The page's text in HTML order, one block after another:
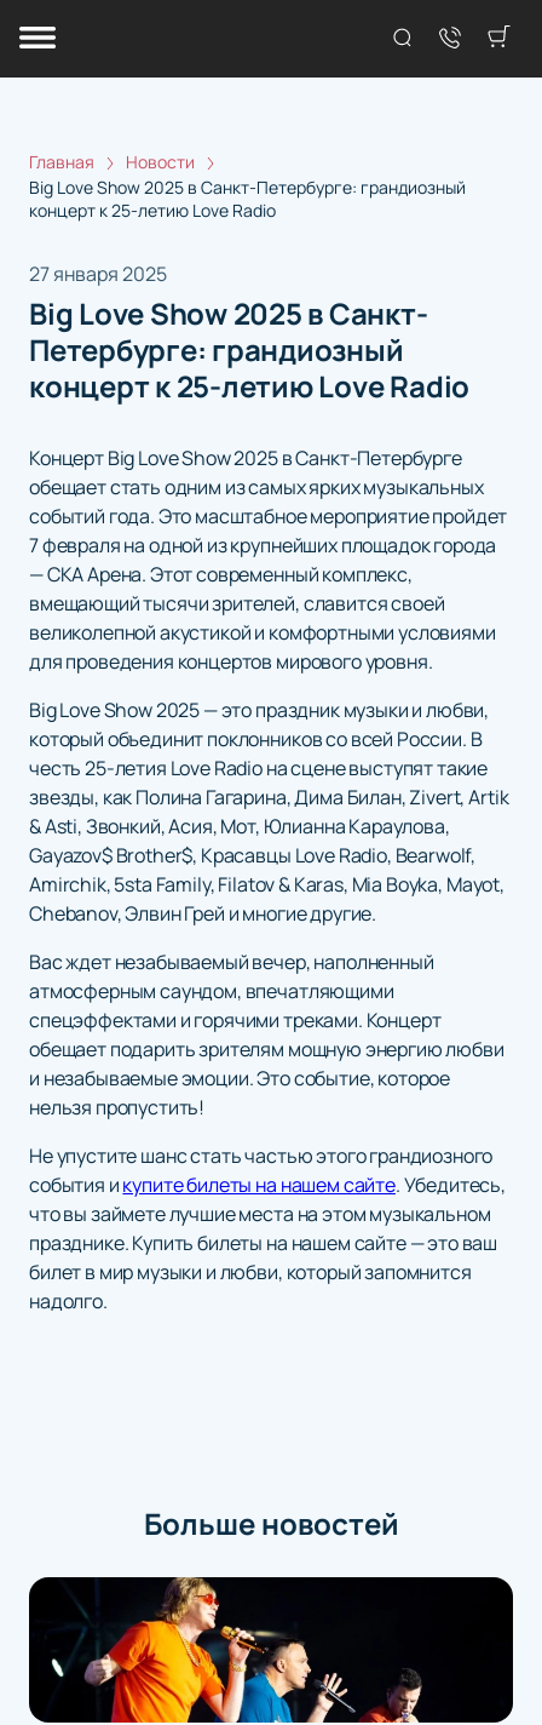
Главная
Новости
Big Love Show 2025 в Санкт-Петербурге: грандиозный
концерт к 25-летию Love Radio
27 января 2025
Big Love Show 2025 в Санкт-
Петербурге: грандиозный
концерт к 25-летию Love Radio
Концерт Big Love Show 2025 в Санкт-Петербурге
обещает стать одним из самых ярких музыкальных
событий года. Это масштабное мероприятие пройдет
7 февраля на одной из крупнейших площадок города
— СКА Арена. Этот современный комплекс,
вмещающий тысячи зрителей, славится своей
великолепной акустикой и комфортными условиями
для проведения концертов мирового уровня.
Big Love Show 2025 — это праздник музыки и любви,
который объединит поклонников со всей России. В
честь 25-летия Love Radio на сцене выступят такие
звезды, как Полина Гагарина, Дима Билан, Zivert, Artik
& Asti, Звонкий, Асия, Мот, Юлианна Караулова,
Gayazov$ Brother$, Красавцы Love Radio, Bearwolf,
Amirchik, 5sta Family, Filatov & Karas, Mia Boyka, Mayot,
Chebanov, Элвин Грей и многие другие.
Вас ждет незабываемый вечер, наполненный
атмосферным саундом, впечатляющими
спецэффектами и горячими треками. Концерт
обещает подарить зрителям мощную энергию любви
и незабываемые эмоции. Это событие, которое
нельзя пропустить!
Не упустите шанс стать частью этого грандиозного
события икупите билеты на нашем сайте. Убедитесь,
что вы займете лучшие места на этом музыкальном
празднике. Купить билеты на нашем сайте — это ваш
билет в мир музыки и любви, который запомнится
надолго.
Больше новостей